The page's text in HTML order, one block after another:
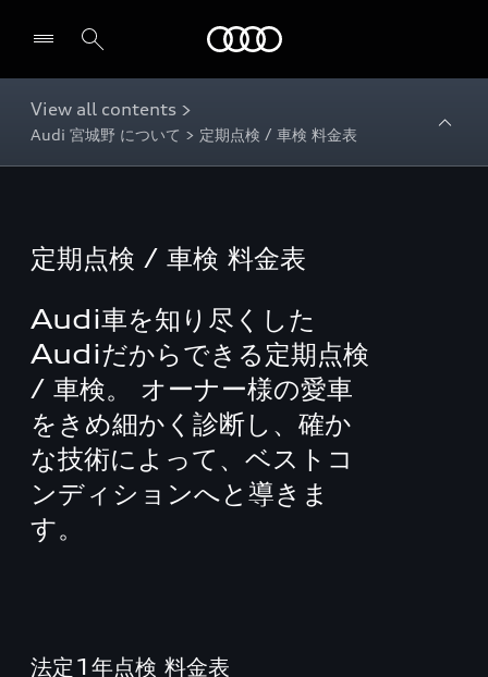
View all contents >
Audi 宮城野 について > 定期点検 / 車検 料金表
定期点検 / 車検 料金表
Audi車を知り尽くした
Audiだからできる定期点検
/ 車検。 オーナー様の愛車
をきめ細かく診断し、確か
な技術によって、ベストコ
ンディションへと導きま
す。
法定1年点検 料金表